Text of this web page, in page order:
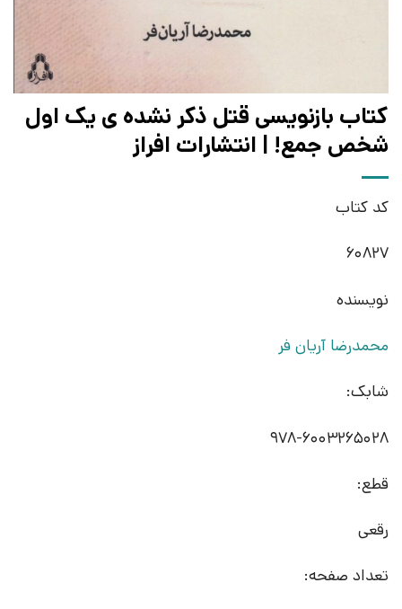
کتاب بازنویسی قتل ذکر نشده ی یک اول
شخص جمع! | انتشارات افراز
کد کتاب
60827
نویسنده
محمدرضا آریان فر
شابک:
978-6003265028
قطع:
رقعی
تعداد صفحه: